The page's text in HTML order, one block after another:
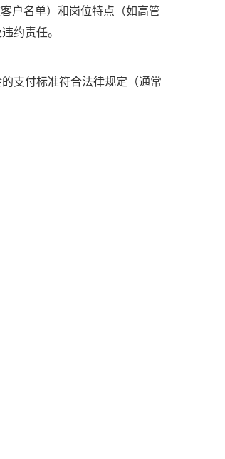
户名单）和岗位特点（如高管
约责任。
支付标准符合法律规定（通常